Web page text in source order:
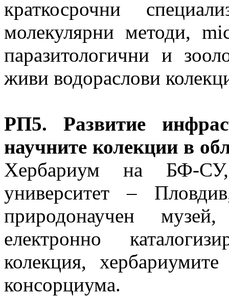
краткосрочни
молекулярни методи,
паразитологични и
живи водораслови
РП5. Развитие
научните колекции в
Хербариум на БФ-
университет –
природонаучен
електронно
колекция,
консорциума.